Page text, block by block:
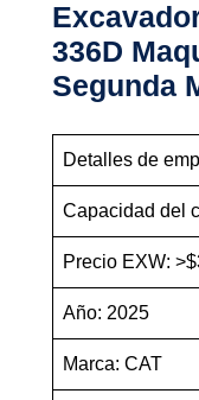
336D
Segunda
Detalles de
Capacidad del
Precio EXW:
Año: 2025
Marca: CAT